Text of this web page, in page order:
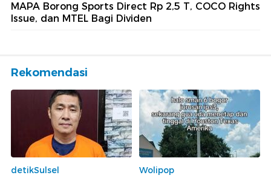
MAPA Borong Sports Direct Rp 2,5 T, COCO Rights
Issue, dan MTEL Bagi Dividen
Rekomendasi
detikSulsel
Wolipop